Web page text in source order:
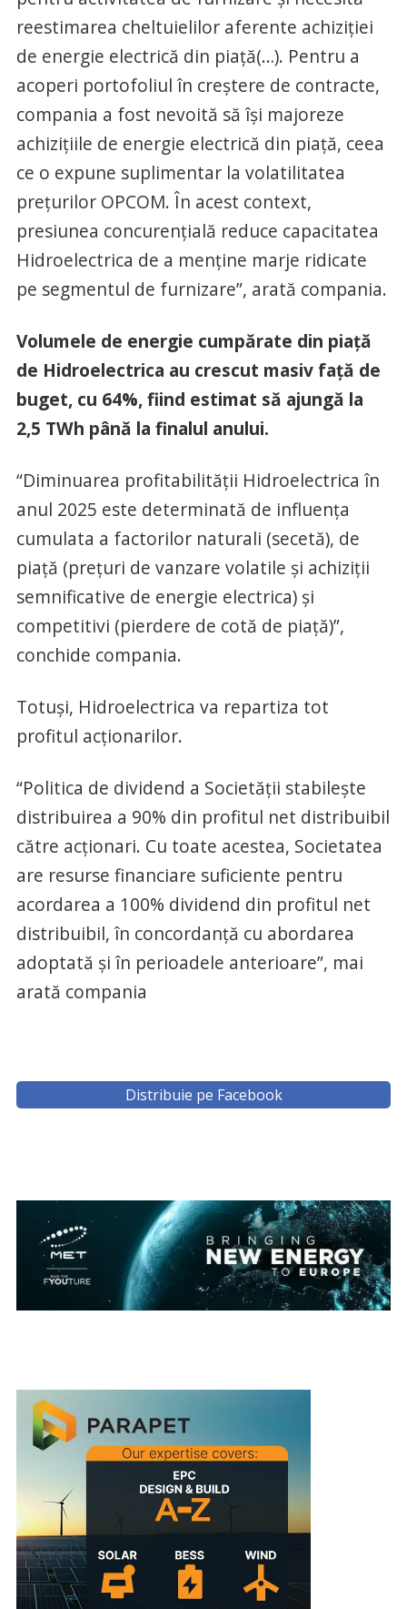
reestimarea cheltuielilor aferente achiziției
de energie electrică din piață(…). Pentru a
acoperi portofoliul în creștere de contracte,
compania a fost nevoită să își majoreze
achizițiile de energie electrică din piață, ceea
ce o expune suplimentar la volatilitatea
prețurilor OPCOM. În acest context,
presiunea concurențială reduce capacitatea
Hidroelectrica de a menține marje ridicate
pe segmentul de furnizare”, arată compania.
Volumele de energie cumpărate din piață
de Hidroelectrica au crescut masiv față de
buget, cu 64%, fiind estimat să ajungă la
2,5 TWh până la finalul anului.
“Diminuarea profitabilității Hidroelectrica în
anul 2025 este determinată de influența
cumulata a factorilor naturali (secetă), de
piață (prețuri de vanzare volatile și achiziții
semnificative de energie electrica) și
competitivi (pierdere de cotă de piață)”,
conchide compania.
Totuși, Hidroelectrica va repartiza tot
profitul acționarilor.
“Politica de dividend a Societății stabilește
distribuirea a 90% din profitul net distribuibil
către acționari. Cu toate acestea, Societatea
are resurse financiare suficiente pentru
acordarea a 100% dividend din profitul net
distribuibil, în concordanță cu abordarea
adoptată și în perioadele anterioare”, mai
arată compania
Distribuie pe Facebook